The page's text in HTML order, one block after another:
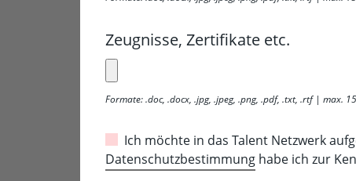
Zeugnisse, Zertifikate etc.
Formate: .doc, .docx, .jpg, .jpeg, .png, .pdf, .txt, .rtf | max.
Ich möchte in das Talent Netzwerk
Datenschutzbestimmung habe ich zur